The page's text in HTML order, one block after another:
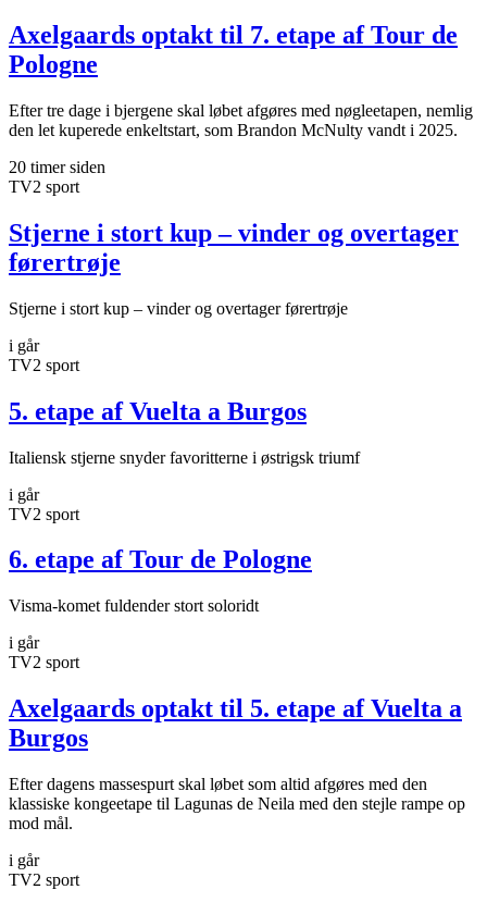
Axelgaards optakt til 7. etape af Tour de
Pologne
Efter tre dage i bjergene skal løbet afgøres med nøgleetapen, nemlig
den let kuperede enkeltstart, som Brandon McNulty vandt i 2025.
20 timer siden
TV2 sport
Stjerne i stort kup – vinder og overtager
førertrøje
Stjerne i stort kup – vinder og overtager førertrøje
i går
TV2 sport
5. etape af Vuelta a Burgos
Italiensk stjerne snyder favoritterne i østrigsk triumf
i går
TV2 sport
6. etape af Tour de Pologne
Visma-komet fuldender stort soloridt
i går
TV2 sport
Axelgaards optakt til 5. etape af Vuelta a
Burgos
Efter dagens massespurt skal løbet som altid afgøres med den
klassiske kongeetape til Lagunas de Neila med den stejle rampe op
mod mål.
i går
TV2 sport